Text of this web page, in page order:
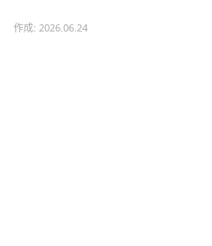
作成: 2026.06.24